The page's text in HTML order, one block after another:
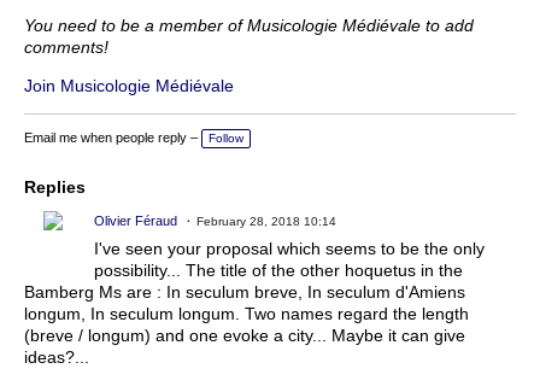
You need to be a member of Musicologie Médiévale to add
comments!
Join Musicologie Médiévale
Email me when people reply – Follow
Replies
Olivier Féraud February 28, 2018 10:14
I've seen your proposal which seems to be the only
possibility... The title of the other hoquetus in the
Bamberg Ms are : In seculum breve, In seculum d'Amiens
longum, In seculum longum. Two names regard the length
(breve / longum) and one evoke a city... Maybe it can give
ideas?...